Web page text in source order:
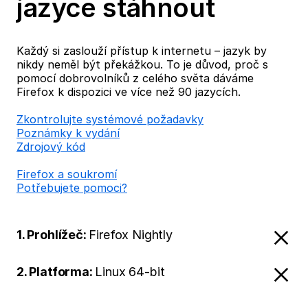
jazyce stáhnout
Každý si zaslouží přístup k internetu – jazyk by
nikdy neměl být překážkou. To je důvod, proč s
pomocí dobrovolníků z celého světa dáváme
Firefox k dispozici ve více než 90 jazycích.
Zkontrolujte systémové požadavky
Poznámky k vydání
Zdrojový kód
Firefox a soukromí
Potřebujete pomoci?
1. Prohlížeč: Firefox Nightly
2. Platforma: Linux 64-bit